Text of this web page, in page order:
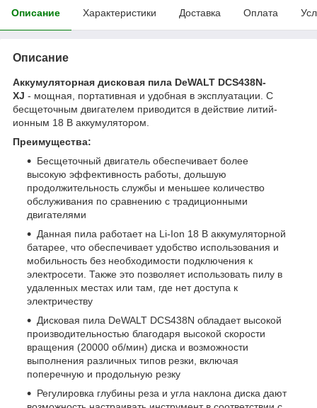
Описание Характеристики Доставка Оплата
Описание
Аккумуляторная дисковая пила DeWALT DCS438N-
XJ - мощная, портативная и удобная в эксплуатации. С
бесщеточным двигателем приводится в действие литий-
ионным 18 В аккумулятором.
Преимущества:
Бесщеточный двигатель обеспечивает более
высокую эффективность работы, дольшую
продолжительность службы и меньшее количество
обслуживания по сравнению с традиционными
двигателями
Данная пила работает на Li-Ion 18 В аккумуляторной
батарее, что обеспечивает удобство использования и
мобильность без необходимости подключения к
электросети. Также это позволяет использовать пилу в
удаленных местах или там, где нет доступа к
электричеству
Дисковая пила DeWALT DCS438N обладает высокой
производительностью благодаря высокой скорости
вращения (20000 об/мин) диска и возможности
выполнения различных типов резки, включая
поперечную и продольную резку
Регулировка глубины реза и угла наклона диска дают